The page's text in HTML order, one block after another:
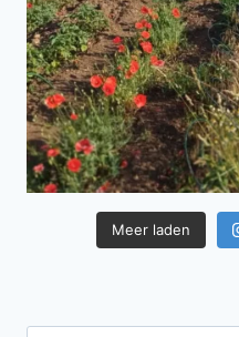
Meer laden